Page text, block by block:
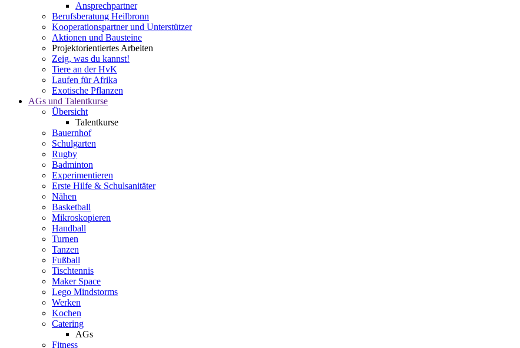
Ansprechpartner
Berufsberatung Heilbronn
Kooperationspartner und Unterstützer
Aktionen und Bausteine
Projektorientiertes Arbeiten
Zeig, was du kannst!
Tiere an der HvK
Laufen für Afrika
Exotische Pflanzen
AGs und Talentkurse
Übersicht
Talentkurse
Bauernhof
Schulgarten
Rugby
Badminton
Experimentieren
Erste Hilfe & Schulsanitäter
Nähen
Basketball
Mikroskopieren
Handball
Turnen
Tanzen
Fußball
Tischtennis
Maker Space
Lego Mindstorms
Werken
Kochen
Catering
AGs
Fitness